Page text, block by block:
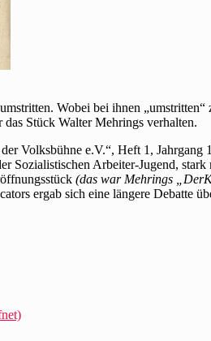
Wobei bei ihnen
Stück Walter Mehrings verhalten.
Volksbühne e.V.“, Heft 1, Jahrgang
Sozialistischen Arbeiter-Jugend,
(das war Mehrings
ergab sich eine längere Debatte